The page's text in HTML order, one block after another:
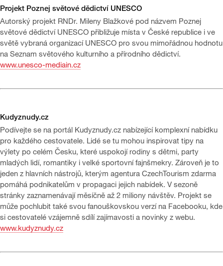
Projekt Poznej světové dědictví UNESCO
Autorský projekt RNDr. Mileny Blažkové pod názvem Poznej
světové dědictví UNESCO přibližuje místa v České republice i ve
světě vybraná organizací UNESCO pro svou mimořádnou hodnotu
na Seznam světového kulturního a přírodního dědictví.
www.unesco-mediain.cz
Kudyznudy.cz
Podívejte se na portál Kudyznudy.cz nabízející komplexní nabídku
pro každého cestovatele. Lidé se tu mohou inspirovat tipy na
výlety po celém Česku, které uspokojí rodiny s dětmi, party
mladých lidí, romantiky i velké sportovní fajnšmekry. Zároveň je to
jeden z hlavních nástrojů, kterým agentura CzechTourism zdarma
pomáhá podnikatelům v propagaci jejich nabídek. V sezoně
stránky zaznamenávají měsíčně až 2 miliony návštěv. Projekt se
může pochlubit také svou fanouškovskou verzí na Facebooku, kde
si cestovatelé vzájemně sdílí zajímavosti a novinky z webu.
www.kudyznudy.cz